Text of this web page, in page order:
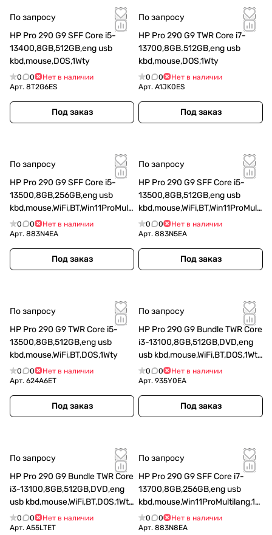
По запросу
HP Pro 290 G9 SFF Core i5-
13400,8GB,512GB,eng usb
kbd,mouse,DOS,1Wty
0 0
Нет в наличии
Арт. 8T2G6ES
Под заказ
По запросу
HP Pro 290 G9 TWR Core i7-
13700,8GB.512GB,eng usb
kbd,mouse,DOS,1Wty
0 0
Нет в наличии
Арт. A1JK0ES
Под заказ
По запросу
HP Pro 290 G9 SFF Core i5-
13500,8GB,256GB,eng usb
kbd,mouse,WiFi,BT,Win11ProMulti
lang,1Wty
0 0
Нет в наличии
Арт. 883N4EA
Под заказ
По запросу
HP Pro 290 G9 SFF Core i5-
13500,8GB,512GB,eng usb
kbd,mouse,WiFi,BT,Win11ProMulti
lang,1Wty
0 0
Нет в наличии
Арт. 883N5EA
Под заказ
По запросу
HP Pro 290 G9 TWR Core i5-
13500,8GB,512GB,eng usb
kbd,mouse,WiFi,BT,DOS,1Wty
0 0
Нет в наличии
Арт. 624A6ET
Под заказ
По запросу
HP Pro 290 G9 Bundle TWR Core
i3-13100,8GB,512GB,DVD,eng
usb kbd,mouse,WiFi,BT,DOS,1Wty
+ Monitor HP P22v G5
0 0
Нет в наличии
Арт. 935Y0EA
Под заказ
По запросу
HP Pro 290 G9 Bundle TWR Core
i3-13100,8GB,512GB,DVD,eng
usb kbd,mouse,WiFi,BT,DOS,1Wty
+Monitor HP 3 Pro 21.5
0 0
Нет в наличии
Арт. A55LTET
По запросу
HP Pro 290 G9 SFF Core i7-
13700,8GB,256GB,eng usb
kbd,mouse,Win11ProMultilang,1W
ty0 0
Нет в наличии
Арт. 883N8EA